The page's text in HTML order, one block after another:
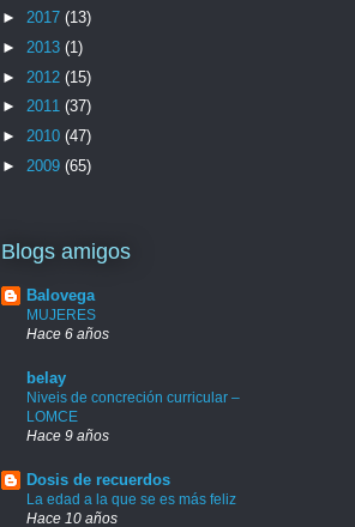
► 2017 (13)
► 2013 (1)
► 2012 (15)
► 2011 (37)
► 2010 (47)
► 2009 (65)
Blogs amigos
Balovega
MUJERES
Hace 6 años
belay
Niveis de concreción curricular –
LOMCE
Hace 9 años
Dosis de recuerdos
La edad a la que se es más feliz
Hace 10 años